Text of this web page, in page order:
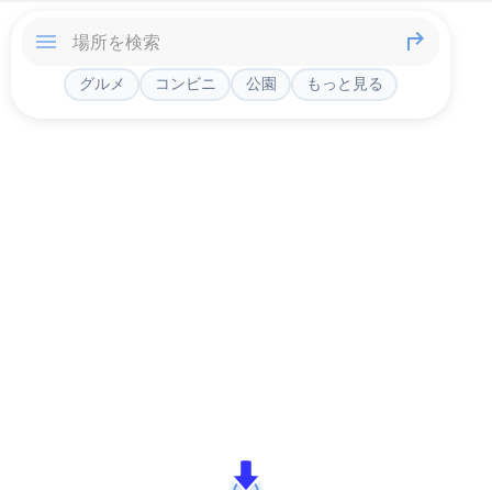
グルメ コンビニ 公園 もっと見る